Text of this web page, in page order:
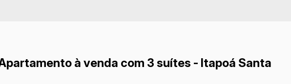
à venda com 3 suítes - Itapoá Santa